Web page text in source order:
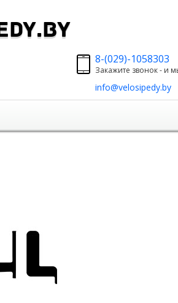
8-(029)-1058303
Закажите звонок - и
info@velosipedy.by